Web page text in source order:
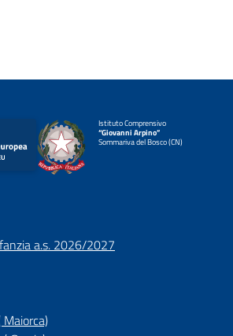
Istituto Comprensivo
“Giovanni Arpino”
Sommariva del Bosco (CN)
a.s. 2026/2027
Maiorca)